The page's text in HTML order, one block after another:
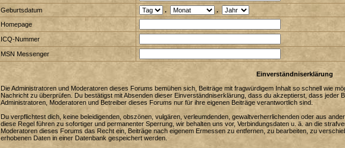
Geburtsdatum
.
.
Homepage
ICQ-Nummer
MSN Messenger
Einverständniserklärung
Die Administratoren und Moderatoren dieses Forums bemühen sich, Beiträge mit fragwürdigem Inhalt so schnell wie
Nachricht zu überprüfen. Du bestätigst mit Absenden dieser Einverständniserklärung, dass du akzeptierst, dass jeder
Administratoren, Moderatoren und Betreiber dieses Forums nur für ihre eigenen Beiträge verantwortlich sind.
Du verpflichtest dich, keine beleidigenden, obszönen, vulgären, verleumdenden, gewaltverherrlichenden oder aus
diese Regel führen zu sofortiger und permanenter Sperrung, wir behalten uns vor, Verbindungsdaten u. ä. an die
Moderatoren dieses Forums das Recht ein, Beiträge nach eigenem Ermessen zu entfernen, zu bearbeiten, zu
erhobenen Daten in einer Datenbank gespeichert werden.